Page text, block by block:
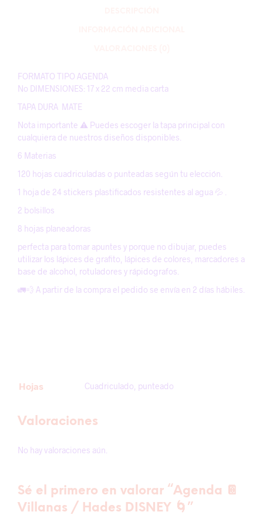
FORMATO TIPO AGENDA
No DIMENSIONES: 17 x 22 cm media carta
TAPA DURA MATE
Nota importante ⚠️ Puedes escoger la tapa principal con
cualquiera de nuestros diseños disponibles.
6 Materias
120 hojas cuadriculadas o punteadas según tu elección.
1 hoja de 24 stickers plastificados resistentes al agua 💦 .
2 bolsillos
8 hojas planeadoras
perfecta para tomar apuntes y porque no dibujar, puedes
utilizar los lápices de grafito, lápices de colores, marcadores a
base de alcohol, rotuladores y rápidografos.
🚛💨 A partir de la compra el pedido se envía en 2 días hábiles.
Hojas Cuadriculado, punteado
Valoraciones
No hay valoraciones aún.
Sé el primero en valorar “Agenda 📔
Villanas / Hades DISNEY 🌀”